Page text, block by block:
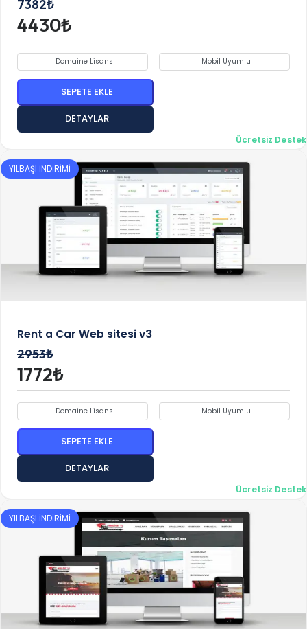
7382₺
4430₺
Ücretsiz Destek
Domaine Lisans Mobil Uyumlu
SEPETE EKLE
DETAYLAR
YILBAŞI İNDİRİMİ
Rent a Car Web sitesi v3
2953₺
1772₺
Ücretsiz Destek
Domaine Lisans Mobil Uyumlu
SEPETE EKLE
DETAYLAR
YILBAŞI İNDİRİMİ